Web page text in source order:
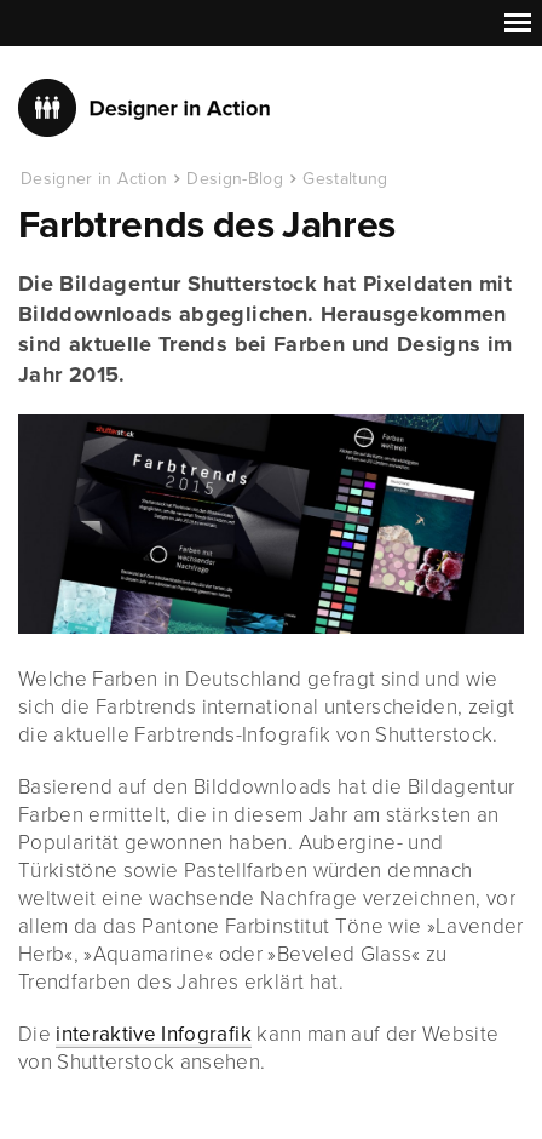
Designer in Action Design-Blog Gestaltung
Farbtrends des Jahres
Die Bildagentur Shutterstock hat Pixeldaten mit
Bilddownloads abgeglichen. Herausgekommen
sind aktuelle Trends bei Farben und Designs im
Jahr 2015.
Welche Farben in Deutschland gefragt sind und wie
sich die Farbtrends international unterscheiden, zeigt
die aktuelle Farbtrends-Infografik von Shutterstock.
Basierend auf den Bilddownloads hat die Bildagentur
Farben ermittelt, die in diesem Jahr am stärksten an
Popularität gewonnen haben. Aubergine- und
Türkistöne sowie Pastellfarben würden demnach
weltweit eine wachsende Nachfrage verzeichnen, vor
allem da das Pantone Farbinstitut Töne wie »Lavender
Herb«, »Aquamarine« oder »Beveled Glass« zu
Trendfarben des Jahres erklärt hat.
Die interaktive Infografikkann man auf der Website
von Shutterstock ansehen.